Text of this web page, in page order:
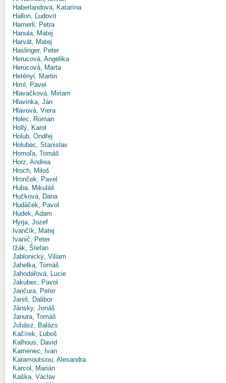
Haberlandová, Katarína
Hallon, Ľudovít
Hamerli, Petra
Hanula, Matej
Harvát, Matej
Haslinger, Peter
Herucová, Angelika
Herucová, Marta
Hetényi, Martin
Himl, Pavel
Hlavačková, Miriam
Hlavinka, Ján
Hlavová, Viera
Holec, Roman
Hollý, Karol
Holub, Ondřej
Holubec, Stanislav
Homoľa, Tomáš
Horz, Andrea
Hroch, Miloš
Hronček, Pavel
Huba, Mikuláš
Hučková, Dana
Hudáček, Pavol
Hudek, Adam
Hyrja, Jozef
Ivančík, Matej
Ivanič, Peter
Ižák, Štefan
Jablonický, Viliam
Jahelka, Tomáš
Jahodářová, Lucie
Jakubec, Pavol
Jančura, Peter
Janiš, Dalibor
Jánsky, Jonáš
Janura, Tomáš
Juhász, Balázs
Kačírek, Ľuboš
Kalhous, David
Kamenec, Ivan
Karamoutsiou, Alexandra
Karcol, Marián
Kaška, Václav